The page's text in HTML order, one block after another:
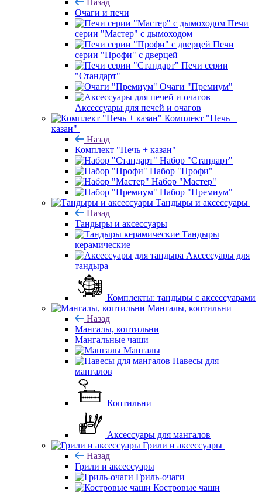
Назад
Очаги и печи
Печи
серии "Мастер" с дымоходом
Печи
серии "Профи" с дверцей
Печи серии
"Стандарт"
Очаги "Премиум"
Аксессуары для печей и очагов
Комплект "Печь +
казан"
Назад
Комплект "Печь + казан"
Набор "Стандарт"
Набор "Профи"
Набор "Мастер"
Набор "Премиум"
Тандыры и аксессуары
Назад
Тандыры и аксессуары
Тандыры
керамические
Аксессуары для
тандыра
Комплекты: тандыры с аксессуарами
Мангалы, коптильни
Назад
Мангалы, коптильни
Мангальные чаши
Мангалы
Навесы для
мангалов
Коптильни
Аксессуары для мангалов
Грили и аксессуары
Назад
Грили и аксессуары
Гриль-очаги
Костровые чаши